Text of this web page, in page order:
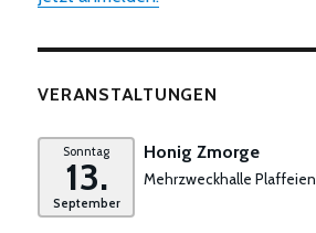
VERANSTALTUNGEN
Sonntag
13.
September
Honig Zmorge
Mehrzweckhalle Plaffeien